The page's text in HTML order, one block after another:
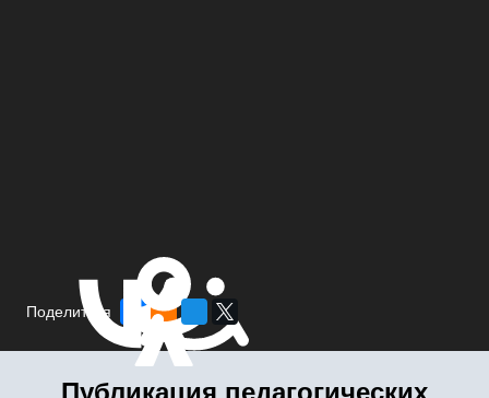
Поделиться
Публикация педагогических